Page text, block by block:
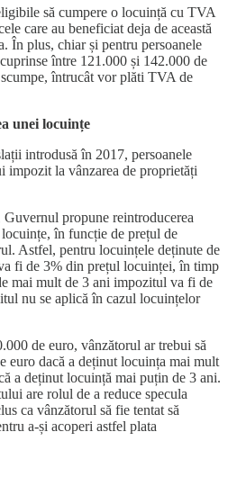
să cumpere o locuință cu TVA
care au beneficiat deja de această
În plus, chiar și pentru persoanele
între 121.000 și 142.000 de
întrucât vor plăti TVA de
unei locuințe
introdusă în 2017, persoanele
impozit la vânzarea de proprietăți
propune reintroducerea
în funcție de prețul de
Astfel, pentru locuințele deținute de
fi de 3% din prețul locuinței, în timp
mai mult de 3 ani impozitul va fi de
nu se aplică în cazul locuințelor
de euro, vânzătorul ar trebui să
euro dacă a deținut locuința mai mult
a deținut locuință mai puțin de 3 ani.
are rolul de a reduce specula
ca vânzătorul să fie tentat să
a-și acoperi astfel plata